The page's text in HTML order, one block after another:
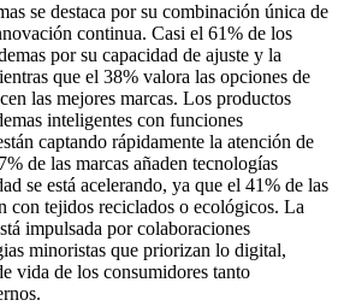
se destaca por su combinación única de
continua. Casi el 61% de los
por su capacidad de ajuste y la
que el 38% valora las opciones de
las mejores marcas. Los productos
inteligentes con funciones
captando rápidamente la atención de
de las marcas añaden tecnologías
se está acelerando, ya que el 41% de las
con tejidos reciclados o ecológicos. La
impulsada por colaboraciones
minoristas que priorizan lo digital,
vida de los consumidores tanto